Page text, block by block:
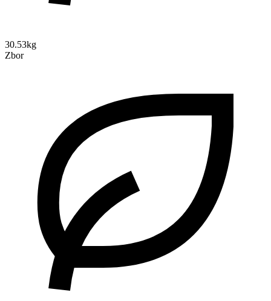
30.53kg
Zbor